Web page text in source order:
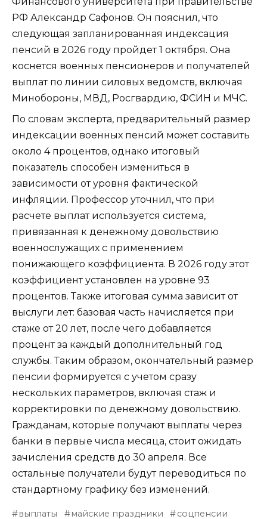
РФ Александр Сафонов. Он пояснил, что
следующая запланированная индексация
пенсий в 2026 году пройдет 1 октября. Она
коснется военных пенсионеров и получателей
выплат по линии силовых ведомств, включая
Минобороны, МВД, Росгвардию, ФСИН и МЧС.
По словам эксперта, предварительный размер
индексации военных пенсий может составить
около 4 процентов, однако итоговый
показатель способен измениться в
зависимости от уровня фактической
инфляции. Профессор уточнил, что при
расчете выплат используется система,
привязанная к денежному довольствию
военнослужащих с применением
понижающего коэффициента. В 2026 году этот
коэффициент установлен на уровне 93
процентов. Также итоговая сумма зависит от
выслуги лет: базовая часть начисляется при
стаже от 20 лет, после чего добавляется
процент за каждый дополнительный год
службы. Таким образом, окончательный размер
пенсии формируется с учетом сразу
нескольких параметров, включая стаж и
корректировки по денежному довольствию.
Гражданам, которые получают выплаты через
банки в первые числа месяца, стоит ожидать
зачисления средств до 30 апреля. Все
остальные получатели будут переводиться по
стандартному графику без изменений.
выплаты майские праздники соцпенсии